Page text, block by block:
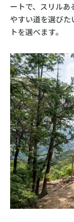
ートで、スリルあ
やすい道を選びた
トを選べます。